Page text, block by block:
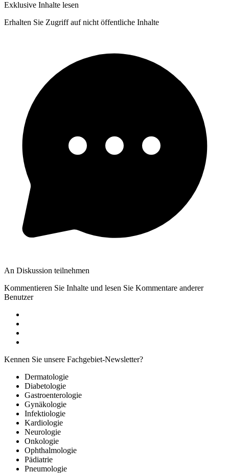
Exklusive Inhalte lesen
Erhalten Sie Zugriff auf nicht öffentliche Inhalte
An Diskussion teilnehmen
Kommentieren Sie Inhalte und lesen Sie Kommentare anderer
Benutzer
Kennen Sie unsere Fachgebiet-Newsletter?
Dermatologie
Diabetologie
Gastroenterologie
Gynäkologie
Infektiologie
Kardiologie
Neurologie
Onkologie
Ophthalmologie
Pädiatrie
Pneumologie